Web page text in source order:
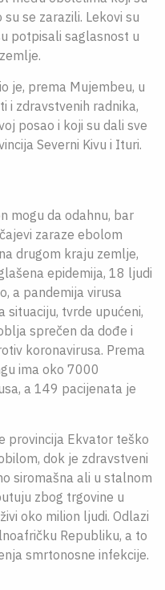
se zarazili. Lekovi su
potpisali saglasnost u
je, prema Mujembeu, u
i zdravstvenih radnika,
posao i koji su dali sve
Severni Kivu i Ituri.
mogu da odahnu, bar
zaraze ebolom
drugom kraju zemlje,
epidemija, 18 ljudi
a pandemija virusa
situaciju, tvrde upućeni,
sprečen da dođe i
koronavirusa. Prema
ima oko 7000
a 149 pacijenata je
provincija Ekvator teško
dok je zdravstveni
siromašna ali u stalnom
zbog trgovine u
oko milion ljudi. Odlazi
Republiku, a to
smrtonosne infekcije.